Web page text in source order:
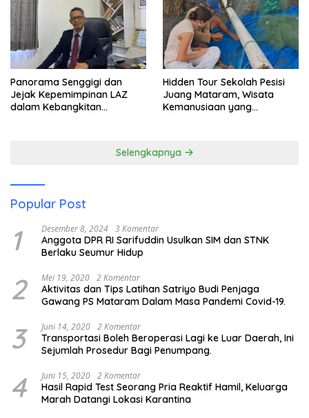
Panorama Senggigi dan
Jejak Kepemimpinan LAZ
dalam Kebangkitan
Hidden Tour Sekolah Pesisi
Juang Mataram, Wisata
Kemanusiaan yang
Selengkapnya
Popular Post
1 Desember 8, 2024 3 Komentar
Anggota DPR RI Sarifuddin Usulkan SIM dan STNK
Berlaku Seumur Hidup
2 Mei 19, 2020 2 Komentar
Aktivitas dan Tips Latihan Satriyo Budi Penjaga
Gawang PS Mataram Dalam Masa Pandemi Covid-19.
3 Juni 14, 2020 2 Komentar
Transportasi Boleh Beroperasi Lagi ke Luar Daerah, Ini
Sejumlah Prosedur Bagi Penumpang.
4 Juni 15, 2020 2 Komentar
Hasil Rapid Test Seorang Pria Reaktif Hamil, Keluarga
Marah Datangi Lokasi Karantina